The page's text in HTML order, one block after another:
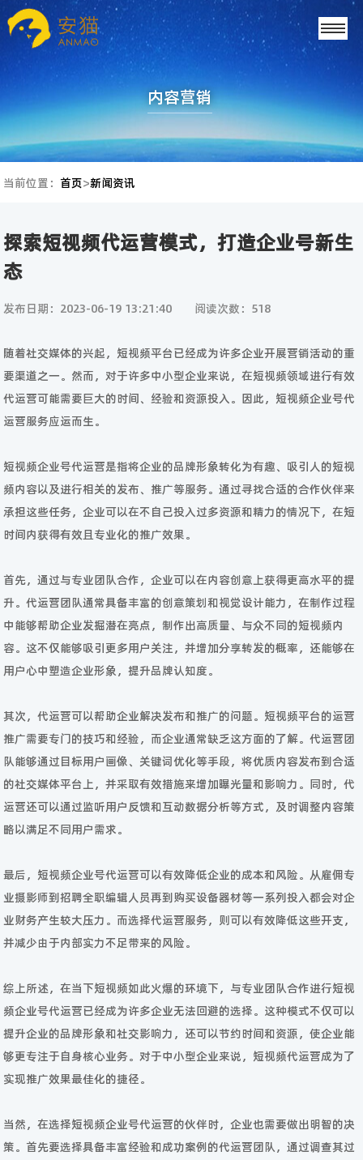
内容营销
当前位置：首页>新闻资讯
探索短视频代运营模式，打造企业号新生
态
发布日期：2023-06-19 13:21:40 阅读次数：518
随着社交媒体的兴起，短视频平台已经成为许多企业开展营销活动的重
要渠道之一。然而，对于许多中小型企业来说，在短视频领域进行有效
代运营可能需要巨大的时间、经验和资源投入。因此，短视频企业号代
运营服务应运而生。
短视频企业号代运营是指将企业的品牌形象转化为有趣、吸引人的短视
频内容以及进行相关的发布、推广等服务。通过寻找合适的合作伙伴来
承担这些任务，企业可以在不自己投入过多资源和精力的情况下，在短
时间内获得有效且专业化的推广效果。
首先，通过与专业团队合作，企业可以在内容创意上获得更高水平的提
升。代运营团队通常具备丰富的创意策划和视觉设计能力，在制作过程
中能够帮助企业发掘潜在亮点，制作出高质量、与众不同的短视频内
容。这不仅能够吸引更多用户关注，并增加分享转发的概率，还能够在
用户心中塑造企业形象，提升品牌认知度。
其次，代运营可以帮助企业解决发布和推广的问题。短视频平台的运营
推广需要专门的技巧和经验，而企业通常缺乏这方面的了解。代运营团
队能够通过目标用户画像、关键词优化等手段，将优质内容发布到合适
的社交媒体平台上，并采取有效措施来增加曝光量和影响力。同时，代
运营还可以通过监听用户反馈和互动数据分析等方式，及时调整内容策
略以满足不同用户需求。
最后，短视频企业号代运营可以有效降低企业的成本和风险。从雇佣专
业摄影师到招聘全职编辑人员再到购买设备器材等一系列投入都会对企
业财务产生较大压力。而选择代运营服务，则可以有效降低这些开支，
并减少由于内部实力不足带来的风险。
综上所述，在当下短视频如此火爆的环境下，与专业团队合作进行短视
频企业号代运营已经成为许多企业无法回避的选择。这种模式不仅可以
提升企业的品牌形象和社交影响力，还可以节约时间和资源，使企业能
够更专注于自身核心业务。对于中小型企业来说，短视频代运营成为了
实现推广效果最佳化的捷径。
当然，在选择短视频企业号代运营的伙伴时，企业也需要做出明智的决
策。首先要选择具备丰富经验和成功案例的代运营团队，通过调查其过